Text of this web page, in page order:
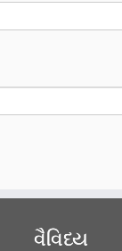
વૈવિધ્ય